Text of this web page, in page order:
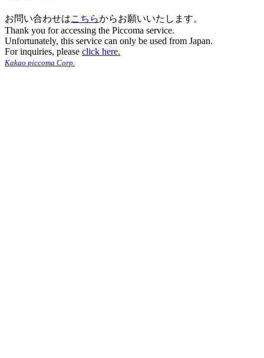
お問い合わせはこちらからお願いいたします。
Thank you for accessing the Piccoma service.
Unfortunately, this service can only be used from Japan.
For inquiries, please click here.
Kakao piccoma Corp.